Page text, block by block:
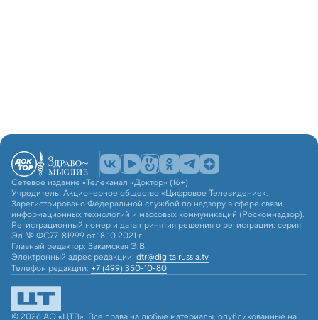
Сетевое издание «Телеканал «Доктор» (16+)
Учредитель: Акционерное общество «Цифровое Телевидение».
Зарегистрировано Федеральной службой по надзору в сфере связи,
информационных технологий и массовых коммуникаций (Роскомнадзор).
Регистрационный номер и дата принятия решения о регистрации: серия
Эл № ФС77-81999 от 18.10.2021 г.
Главный редактор: Закамская Э.В.
Электронный адрес редакции: dtr@digitalrussia.tv
Телефон редакции: +7 (499) 350-10-80
© 2026 АО «ЦТВ». Все права на любые материалы, опубликованные на